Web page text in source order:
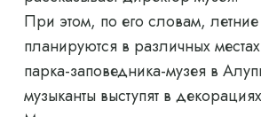
При этом, по его словам,
планируются в различных
парка-заповедника-музея в
музыканты выступят в декорациях